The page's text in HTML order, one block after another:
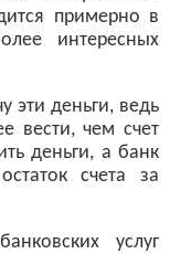
примерно в
интересных
эти деньги, ведь
вести, чем счет
деньги, а банк
счета за
услуг